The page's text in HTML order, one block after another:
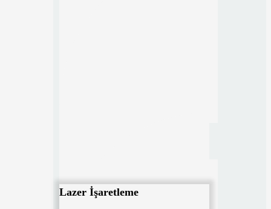
Lazer İşaretleme